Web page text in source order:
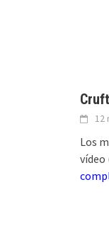
12
Los
vídeo